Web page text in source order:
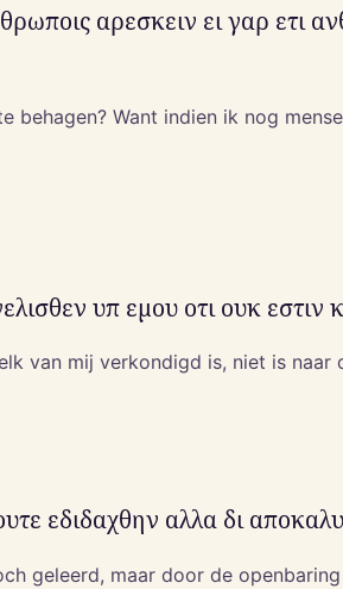
αρεσκειν ει γαρ ετι
behagen? Want indien ik nog
υπ εμου οτι ουκ
van mij verkondigd is, niet is naar
εδιδαχθην αλλα δι
geleerd, maar door de